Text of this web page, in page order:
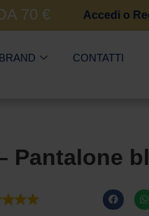
70 € Accedi o
BRAND CONTATTI
Pantalone